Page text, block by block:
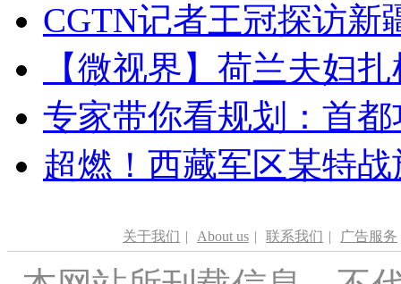
CGTN记者王冠探访新
【微视界】荷兰夫妇
专家带你看规划：首
超燃！西藏军区某特
关于我们 | About us | 联系我们 | 广告服务